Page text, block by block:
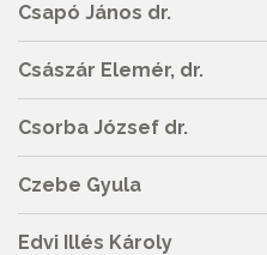
Csapó János dr.
Császár Elemér, dr.
Csorba József dr.
Czebe Gyula
Edvi Illés Károly